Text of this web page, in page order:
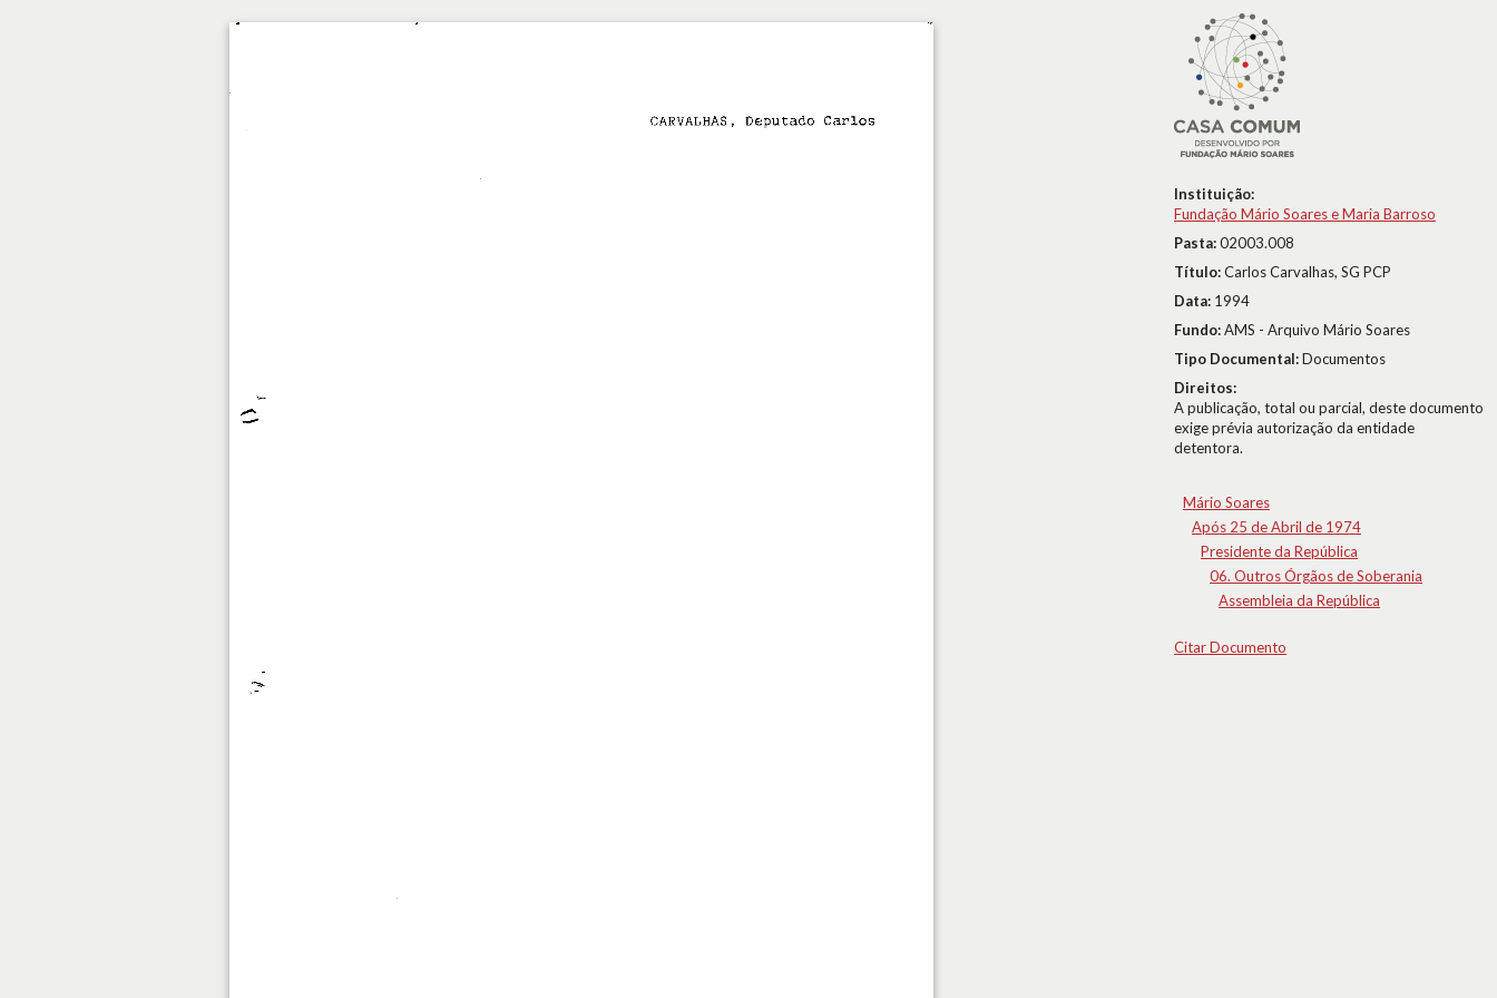
Instituição:
Fundação Mário Soares e Maria Barroso
Pasta:02003.008
Título:Carlos Carvalhas, SG PCP
Data: 1994
Fundo:AMS - Arquivo Mário Soares
Tipo Documental:Documentos
Direitos:
A publicação, total ou parcial, deste documento
exige prévia autorização da entidade
detentora.
Mário Soares
Após 25 de Abril de 1974
Presidente da República
06. Outros Órgãos de Soberania
Assembleia da República
Citar Documento